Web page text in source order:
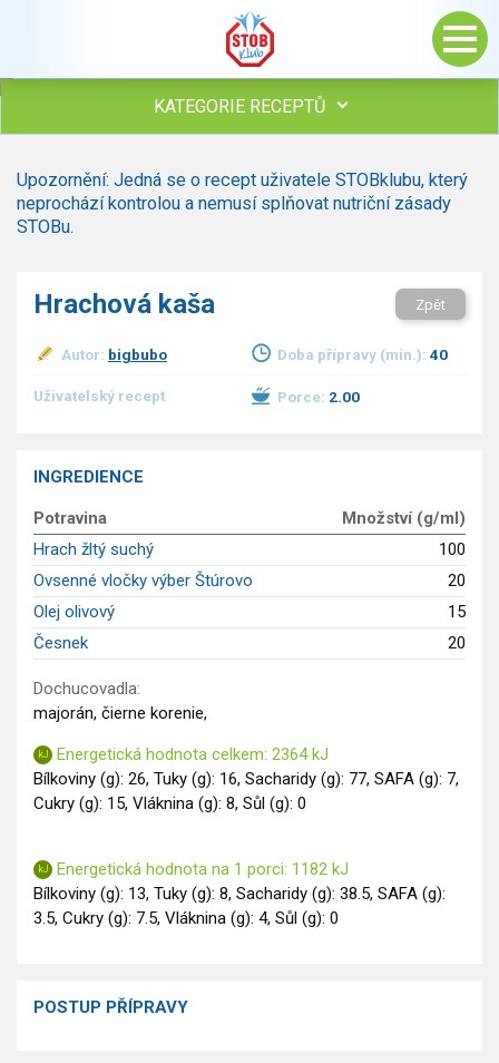
KATEGORIE RECEPTŮ
Polévky
Studená kuchyně
Bezmasé a zeleninové
Sladké pokrmy
Dezerty
Dětské recepty
GLP-1 recepty
Upozornění: Jedná se o recept uživatele STOBklubu, který
neprochází kontrolou a nemusí splňovat nutriční zásady
STOBu.
Hrachová kaša Zpět
Autor: bigbubo Doba přípravy (min.): 40
Uživatelský recept Porce: 2.00
INGREDIENCE
Potravina
Množství (g/ml)
Hrach žltý suchý
100
Ovsenné vločky výber Štúrovo
20
Olej olivový
15
Česnek
20
Dochucovadla:
majorán, čierne korenie,
Energetická hodnota celkem: 2364 kJ
Bílkoviny (g): 26, Tuky (g): 16, Sacharidy (g): 77, SAFA (g): 7,
Cukry (g): 15, Vláknina (g): 8, Sůl (g): 0
Energetická hodnota na 1 porci: 1182 kJ
Bílkoviny (g): 13, Tuky (g): 8, Sacharidy (g): 38.5, SAFA (g):
3.5, Cukry (g): 7.5, Vláknina (g): 4, Sůl (g): 0
POSTUP PŘÍPRAVY